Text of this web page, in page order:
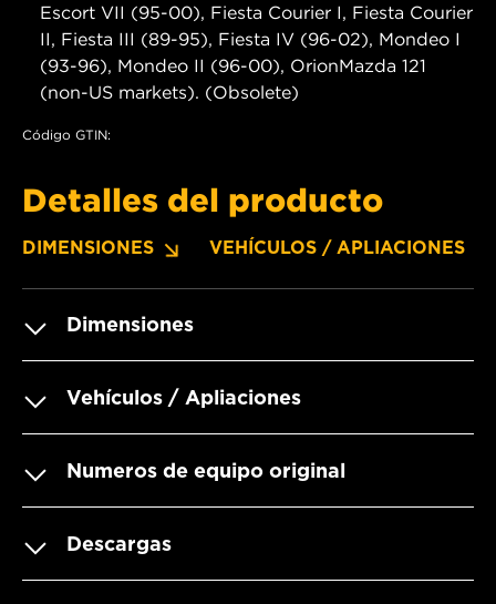
Escort VII (95-00), Fiesta Courier I, Fiesta Courier
II, Fiesta III (89-95), Fiesta IV (96-02), Mondeo I
(93-96), Mondeo II (96-00), OrionMazda 121
(non-US markets). (Obsolete)
Código GTIN:
Detalles del producto
DIMENSIONES VEHÍCULOS / APLIACIONES
Dimensiones
Vehículos / Apliaciones
Numeros de equipo original
Descargas